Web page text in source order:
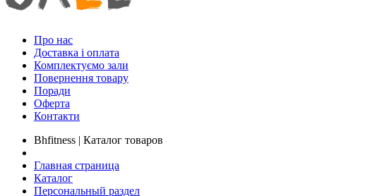
Про нас
Доставка і оплата
Комплектуємо зали
Повернення товару
Поради
Оферта
Контакти
Bhfitness | Каталог товаров
Главная страница
Каталог
Персональный раздел